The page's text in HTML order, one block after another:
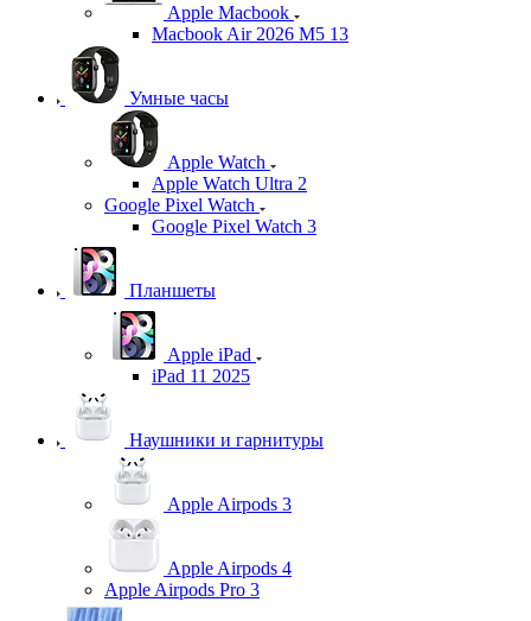
Apple Macbook
Macbook Air 2026 M5 13
Умные часы
Apple Watch
Apple Watch Ultra 2
Google Pixel Watch
Google Pixel Watch 3
Планшеты
Apple iPad
iPad 11 2025
Наушники и гарнитуры
Apple Airpods 3
Apple Airpods 4
Apple Airpods Pro 3